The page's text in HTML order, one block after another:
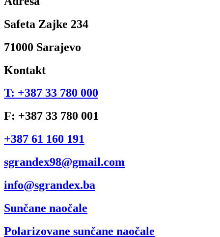
Safeta Zajke 234
71000 Sarajevo
Kontakt
T: +387 33 780 000
F: +387 33 780 001
+387 61 160 191
sgrandex98@gmail.com
info@sgrandex.ba
Sunčane naočale
Polarizovane sunčane naočale